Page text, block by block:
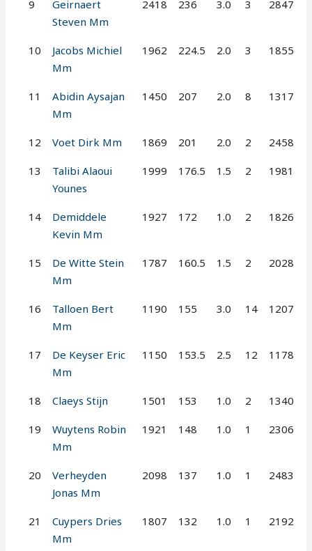
9
Geirnaert
Steven Mm
2418 236 3.0 3 2847
10
Jacobs Michiel
Mm
1962 224.5 2.0 3 1855
11
Abidin Aysajan
Mm
1450 207 2.0 8 1317
12 Voet Dirk Mm 1869 201 2.0 2 2458
13
Talibi Alaoui
Younes
1999 176.5 1.5 2 1981
14
Demiddele
Kevin Mm
1927 172 1.0 2 1826
15
De Witte Stein
Mm
1787 160.5 1.5 2 2028
16
Talloen Bert
Mm
1190 155 3.0 14 1207
17
De Keyser Eric
Mm
1150 153.5 2.5 12 1178
18 Claeys Stijn 1501 153 1.0 2 1340
19
Wuytens Robin
Mm
1921 148 1.0 1 2306
20
Verheyden
Jonas Mm
2098 137 1.0 1 2483
21
Cuypers Dries
Mm
1807 132 1.0 1 2192